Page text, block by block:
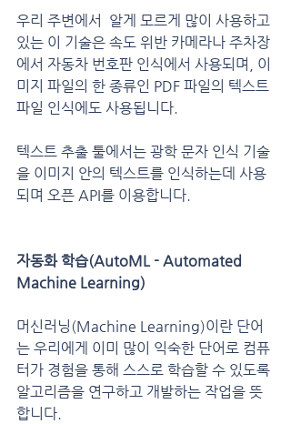
우리 주변에서  알게 모르게 많이 사용하고
있는 이 기술은 속도 위반 카메라나 주차장
에서 자동차 번호판 인식에서 사용되며, 이
미지 파일의 한 종류인 PDF 파일의 텍스트
파일 인식에도 사용됩니다.
텍스트 추출 툴에서는 광학 문자 인식 기술
을 이미지 안의 텍스트를 인식하는데 사용
되며 오픈 API를 이용합니다.
자동화 학습(AutoML - Automated
Machine Learning)
머신러닝(Machine Learning)이란 단어
는 우리에게 이미 많이 익숙한 단어로 컴퓨
터가 경험을 통해 스스로 학습할 수 있도록
알고리즘을 연구하고 개발하는 작업을 뜻
합니다.